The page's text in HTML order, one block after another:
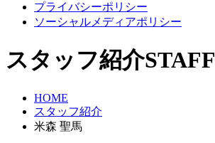
プライバシーポリシー
ソーシャルメディアポリシー
スタッフ紹介STAFF
HOME
スタッフ紹介
米森 聖馬